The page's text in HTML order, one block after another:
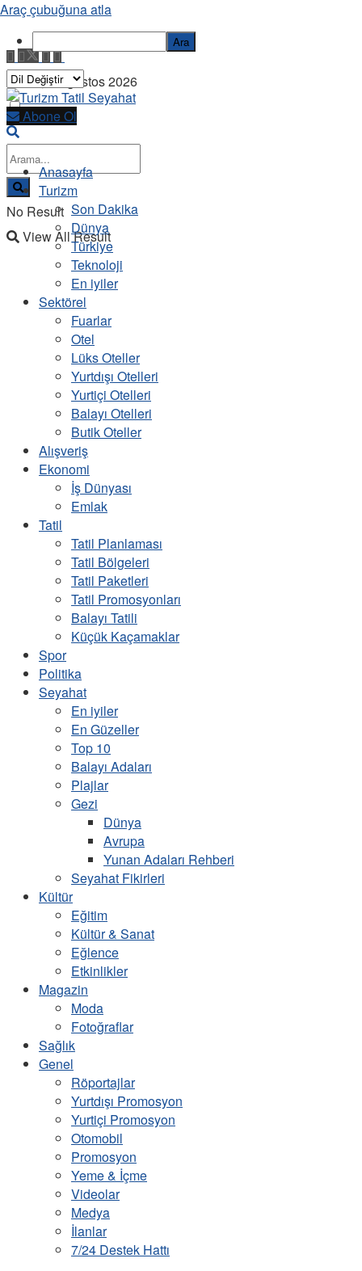
Cuma, 7 Ağustos 2026
No Result
View All Result
Abone Ol
Anasayfa
Turizm
Son Dakika
Dünya
Türkiye
Teknoloji
En iyiler
Sektörel
Fuarlar
Otel
Lüks Oteller
Yurtdışı Otelleri
Yurtiçi Otelleri
Balayı Otelleri
Butik Oteller
Alışveriş
Ekonomi
İş Dünyası
Emlak
Tatil
Tatil Planlaması
Tatil Bölgeleri
Tatil Paketleri
Tatil Promosyonları
Balayı Tatili
Küçük Kaçamaklar
Spor
Politika
Seyahat
En iyiler
En Güzeller
Top 10
Balayı Adaları
Plajlar
Gezi
Dünya
Avrupa
Yunan Adaları Rehberi
Seyahat Fikirleri
Kültür
Eğitim
Kültür & Sanat
Eğlence
Etkinlikler
Magazin
Moda
Fotoğraflar
Sağlık
Genel
Röportajlar
Yurtdışı Promosyon
Yurtiçi Promosyon
Otomobil
Promosyon
Yeme & İçme
Videolar
Medya
İlanlar
7/24 Destek Hattı
Araç çubuğuna atla
Ara